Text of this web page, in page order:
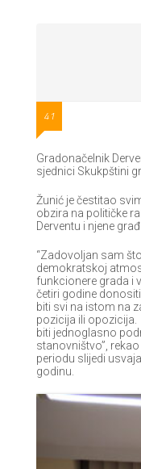
41
Gradonačelnik
sjednici Skukpštini
Žunić je čestitao
obzira na političke
Derventu i njene
“Zadovoljan sam
demokratskoj
funkcionere grada i
četiri godine
biti svi na istom na
pozicija ili opozicija.
biti jednoglasno
stanovništvo”,
periodu slijedi
godinu.